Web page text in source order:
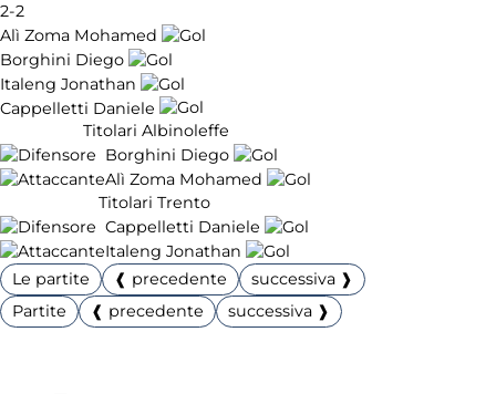
2-2
Alì Zoma Mohamed
Borghini Diego
Italeng Jonathan
Cappelletti Daniele
Titolari Albinoleffe
Borghini Diego
Alì Zoma Mohamed
Titolari Trento
Cappelletti Daniele
Italeng Jonathan
Le partite
❰ precedente
successiva ❱
Partite
❰ precedente successiva ❱